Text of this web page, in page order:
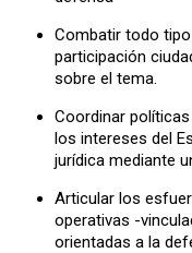
Combatir todo
participación
sobre el tema.
Coordinar
los intereses del
jurídica mediante
Articular los
operativas -
orientadas a la